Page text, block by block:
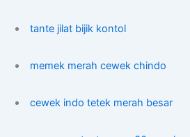
tante jilat bijik kontol
memek merah cewek chindo
cewek indo tetek merah besar